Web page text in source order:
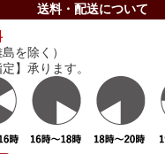
送料・配送について
を除く）
】承ります。